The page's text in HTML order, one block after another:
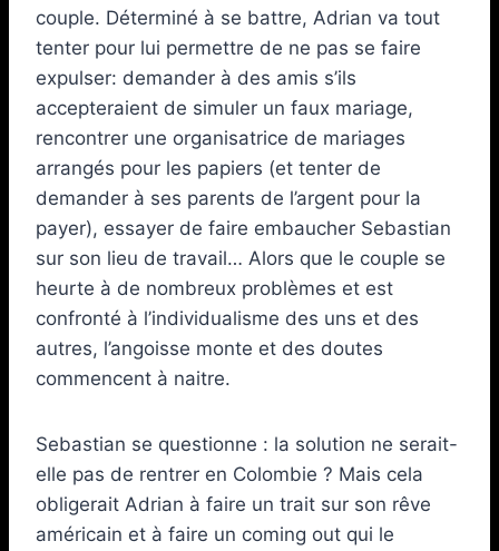
couple. Déterminé à se battre, Adrian va tout
tenter pour lui permettre de ne pas se faire
expulser: demander à des amis s’ils
accepteraient de simuler un faux mariage,
rencontrer une organisatrice de mariages
arrangés pour les papiers (et tenter de
demander à ses parents de l’argent pour la
payer), essayer de faire embaucher Sebastian
sur son lieu de travail… Alors que le couple se
heurte à de nombreux problèmes et est
confronté à l’individualisme des uns et des
autres, l’angoisse monte et des doutes
commencent à naitre.
Sebastian se questionne : la solution ne serait-
elle pas de rentrer en Colombie ? Mais cela
obligerait Adrian à faire un trait sur son rêve
américain et à faire un coming out qui le